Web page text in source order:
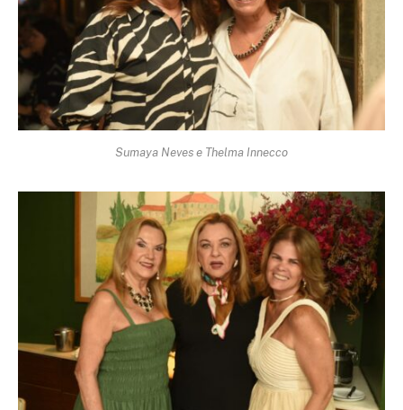
Sumaya Neves e Thelma Innecco